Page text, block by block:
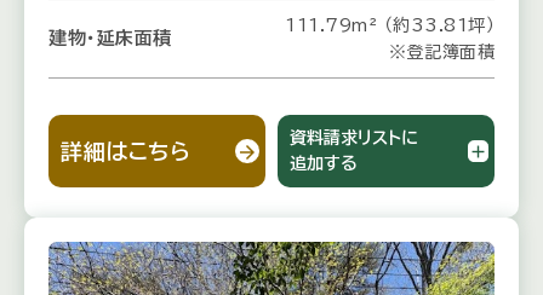
建物・延床面積
111.79m² （約33.81坪）
※登記簿面積
詳細はこちら
資料請求リストに
追加する